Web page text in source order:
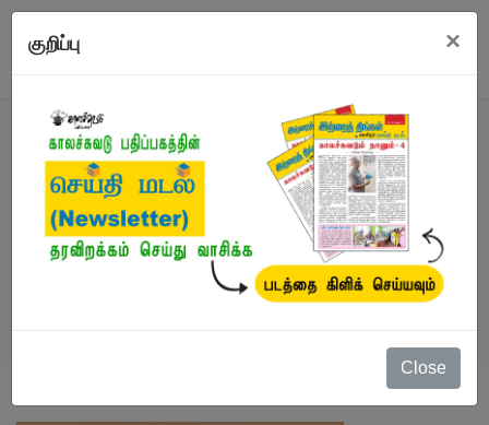
குறிப்பு ×
Close
எழுத்தாளர்
நூல்கள் / கார்த்திக் பாலசுப்ரமணியன்